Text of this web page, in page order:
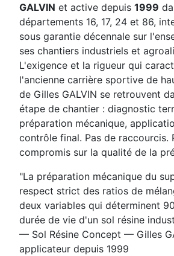
GALVIN et active depuis 1999
départements 16, 17, 24 et 86,
sous garantie décennale sur
ses chantiers industriels et
L'exigence et la rigueur qui
l'ancienne carrière sportive de
de Gilles GALVIN se retrouvent
étape de chantier : diagnostic
préparation mécanique,
contrôle final. Pas de raccourcis.
compromis sur la qualité de la
"La préparation mécanique du
respect strict des ratios de
deux variables qui déterminent
durée de vie d'un sol résine
— Sol Résine Concept — Gilles
applicateur depuis 1999